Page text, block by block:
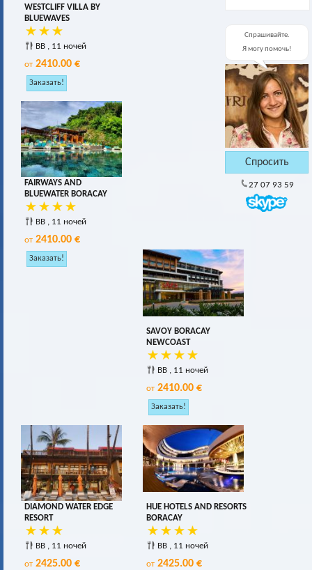
Спрашивайте.
Я могу помочь!
27 07 93 59
WESTCLIFF VILLA BY
BLUEWAVES
BB , 11 ночей
от 2410.00 €
FAIRWAYS AND
BLUEWATER BORACAY
BB , 11 ночей
от 2410.00 €
SAVOY BORACAY
NEWCOAST
BB , 11 ночей
от 2410.00 €
DIAMOND WATER EDGE
RESORT
BB , 11 ночей
от 2425.00 €
HUE HOTELS AND RESORTS
BORACAY
BB , 11 ночей
от 2425.00 €